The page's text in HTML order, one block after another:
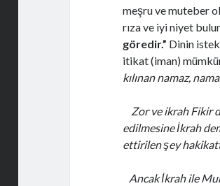
meşru ve muteber
rıza ve iyi niyet
göredir.” Dinin
itikat (iman)
kılınan namaz,
Zor ve ikrah Fikir
edilmesine İkrah
ettirilen şey
Ancak İkrah ile